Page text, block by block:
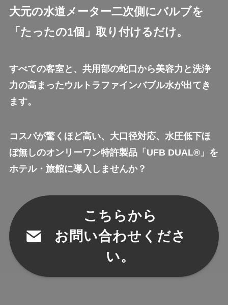
大元の水道メーター二次側にバルブを
「たったの1個」取り付けるだけ。
すべての客室と、共用部の蛇口から美容力と洗浄
力の高まったウルトラファインバブル水が出てき
ます。
コスパが驚くほど高い、大口径対応、水圧低下ほ
ぼ無しのオンリーワン特許製品「UFB DUAL®」を
ホテル・旅館に導入しませんか？
こちらから
お問い合わせくださ
い。